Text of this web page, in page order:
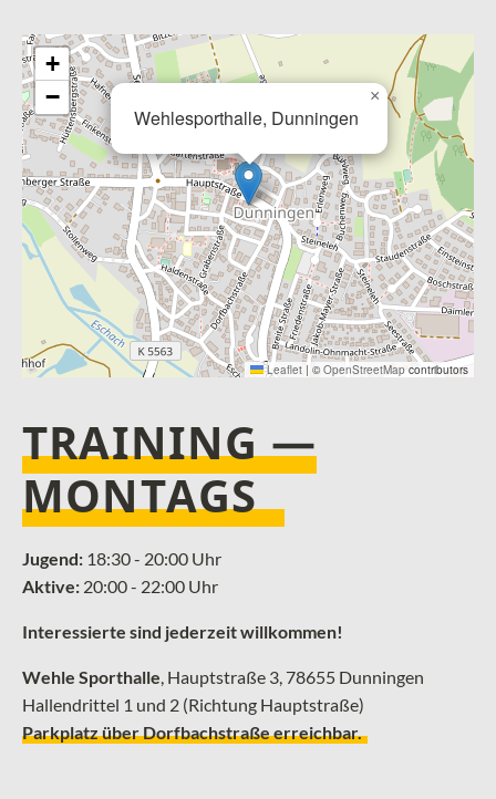
Wehlesporthalle, Dunningen
×
+
−
Leaflet | © OpenStreetMap contributors
TRAINING —
MONTAGS
Jugend: 18:30 - 20:00 Uhr
Aktive: 20:00 - 22:00 Uhr
Interessierte sind jederzeit willkommen!
Wehle Sporthalle , ­Hauptstraße 3, 78655 Dunningen
Hallendrittel 1 und 2 (Richtung Hauptstraße)
Parkplatz über Dorfbachstraße erreichbar.